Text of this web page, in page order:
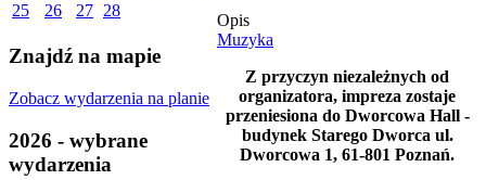
25
26 27 28
Znajdź na mapie
Zobacz wydarzenia na planie
2026 - wybrane
wydarzenia
Opis
Muzyka
Z przyczyn niezależnych od
organizatora, impreza zostaje
przeniesiona do Dworcowa Hall -
budynek Starego Dworca ul.
Dworcowa 1, 61-801 Poznań.